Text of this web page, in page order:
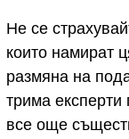
Не се
които намират
размяна на
трима експерти
все още